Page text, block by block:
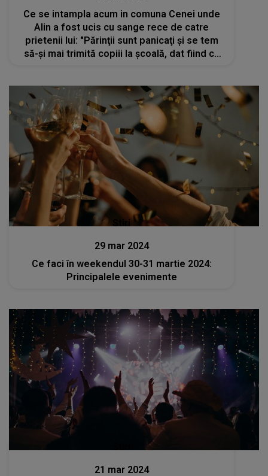
Ce se intampla acum in comuna Cenei unde
Alin a fost ucis cu sange rece de catre
prietenii lui: "Părinţii sunt panicaţi şi se tem
să-şi mai trimită copiii la şcoală, dat fiind că
Stiri
29 mar 2024
Ce faci în weekendul 30-31 martie 2024:
Principalele evenimente
21 mar 2024